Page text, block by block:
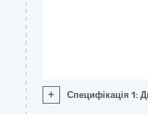
+ Специфікація 1: